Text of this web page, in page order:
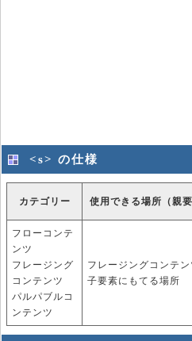
<s> の仕様
カテゴリー 使用できる場所（親要
フローコンテ
ンツ
フレージング
コンテンツ
パルパブルコ
ンテンツ
フレージングコンテン
子要素にもてる場所